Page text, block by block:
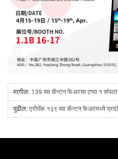
मागील: 139 व्या कॅन्टन फेअरचा टप्पा १
पुढील: एरोपॅक १३९ व्या कॅन्टन फेअरमध्ये